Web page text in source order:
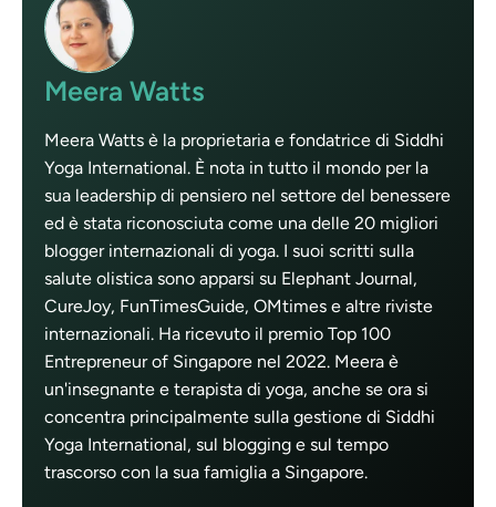
Meera Watts
Meera Watts è la proprietaria e fondatrice di Siddhi
Yoga International. È nota in tutto il mondo per la
sua leadership di pensiero nel settore del benessere
ed è stata riconosciuta come una delle 20 migliori
blogger internazionali di yoga. I suoi scritti sulla
salute olistica sono apparsi su Elephant Journal,
CureJoy, FunTimesGuide, OMtimes e altre riviste
internazionali. Ha ricevuto il premio Top 100
Entrepreneur of Singapore nel 2022. Meera è
un'insegnante e terapista di yoga, anche se ora si
concentra principalmente sulla gestione di Siddhi
Yoga International, sul blogging e sul tempo
trascorso con la sua famiglia a Singapore.